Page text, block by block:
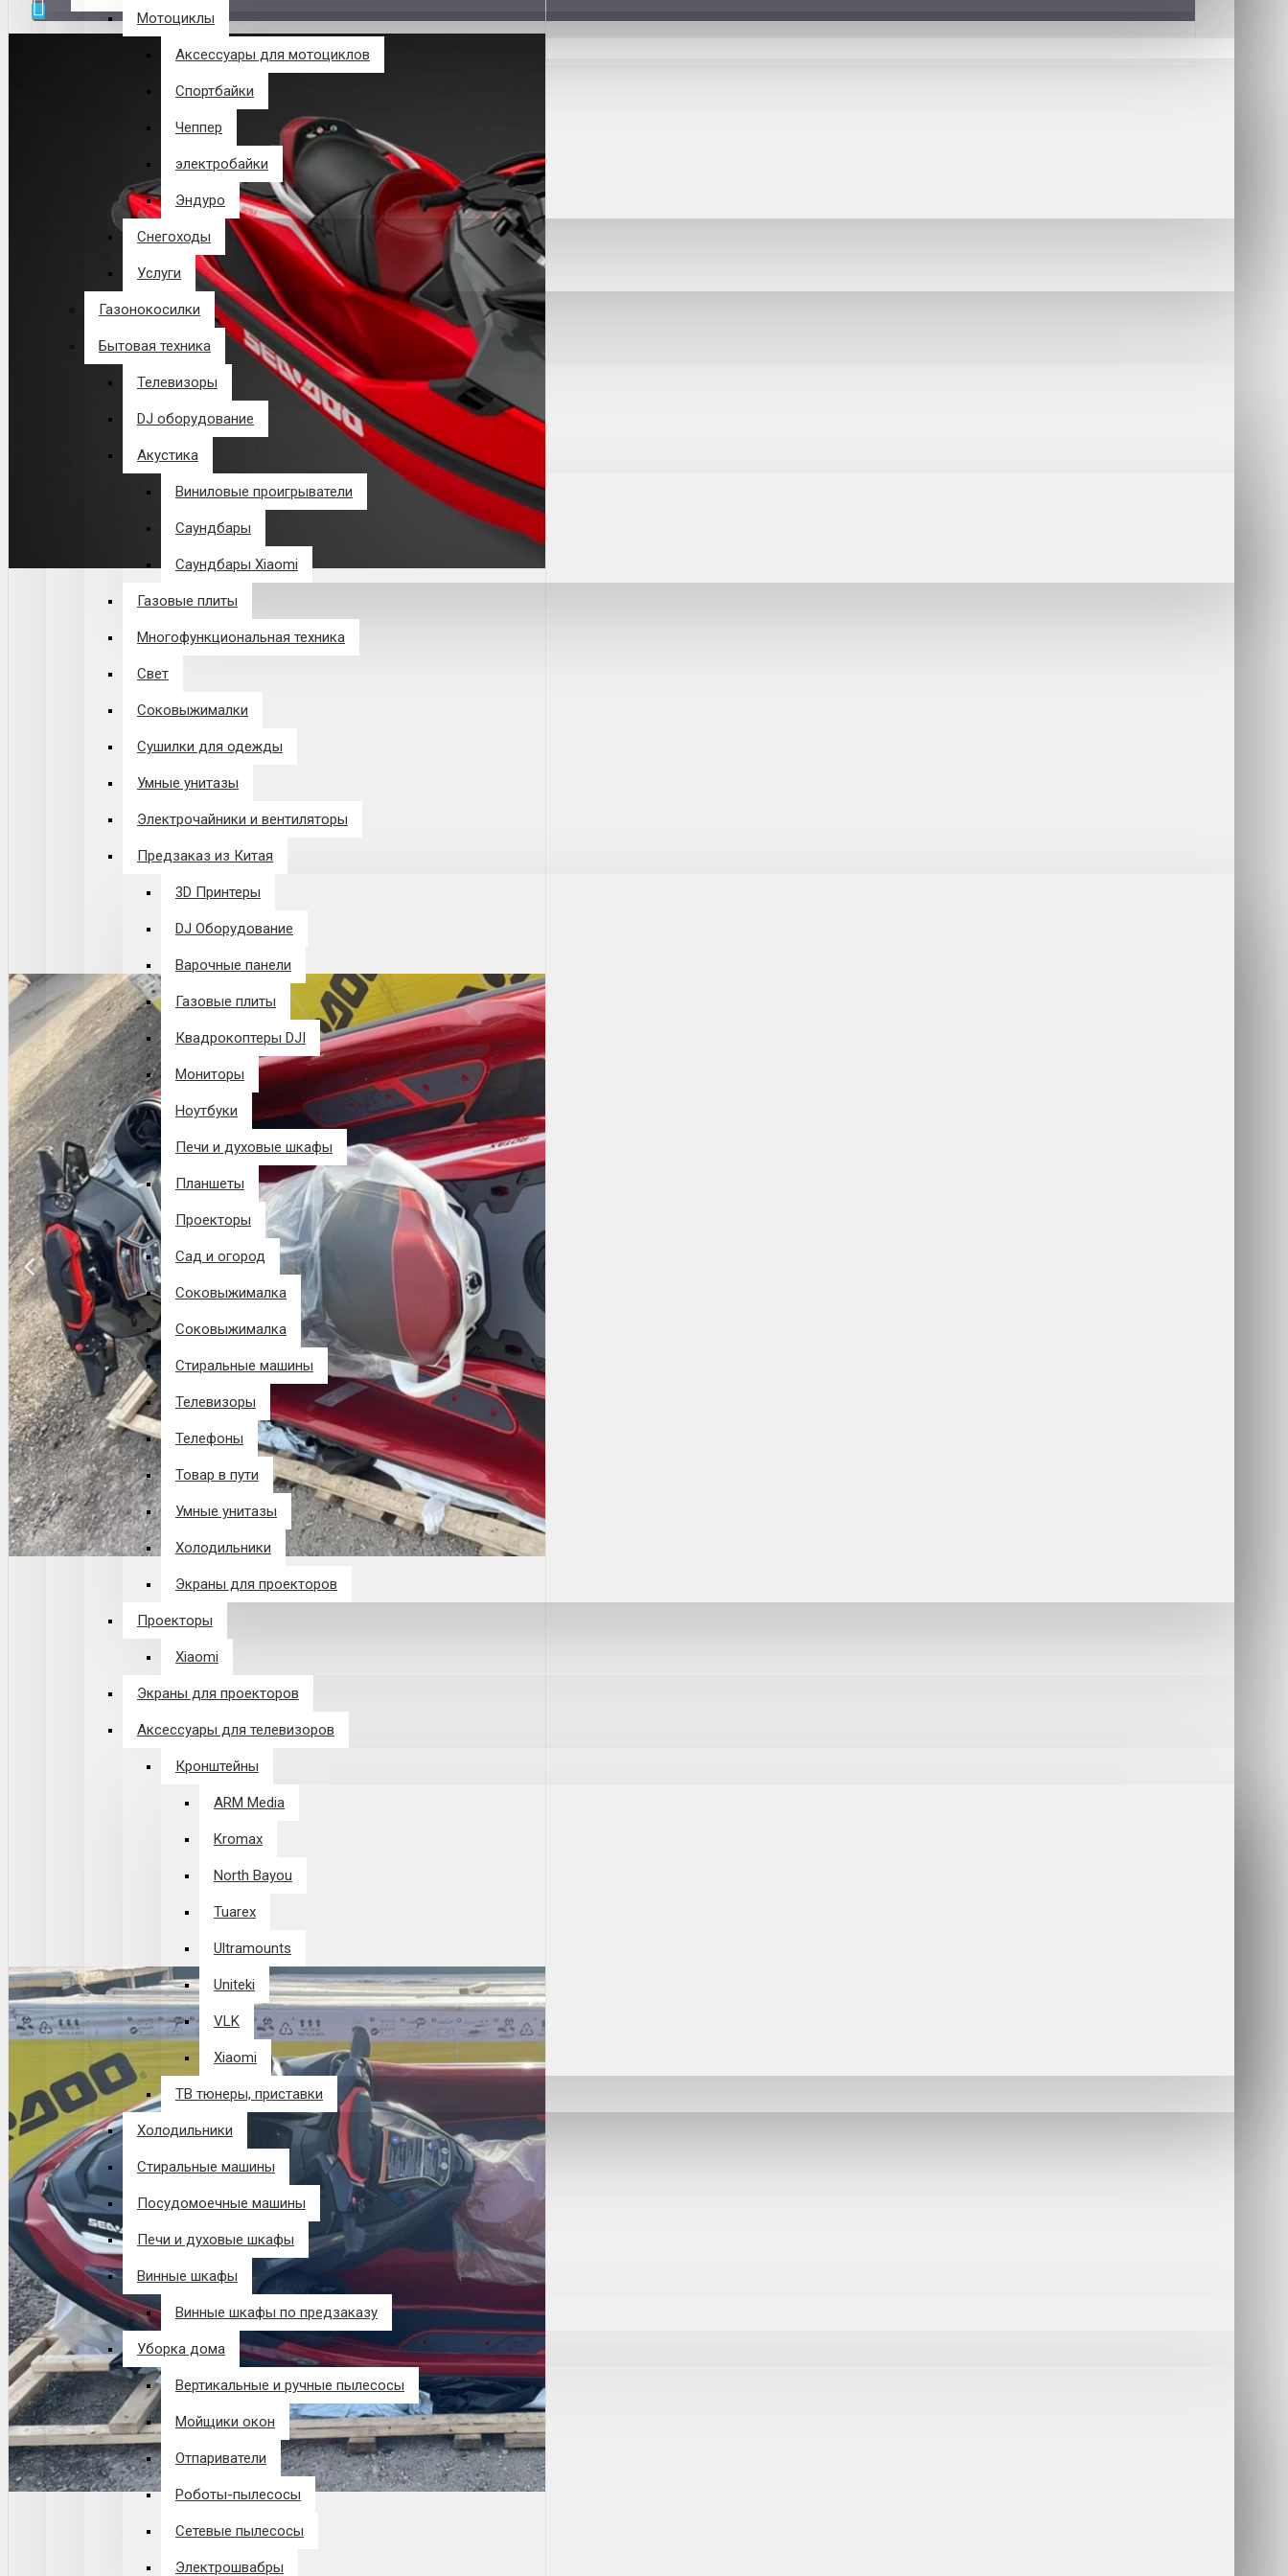
Мотоциклы
Аксессуары для мотоциклов
Спортбайки
Чеппер
электробайки
Эндуро
Снегоходы
Услуги
Газонокосилки
Бытовая техника
Телевизоры
DJ оборудование
Акустика
Виниловые проигрыватели
Саундбары
Саундбары Xiaomi
Газовые плиты
Многофункциональная техника
Свет
Соковыжималки
Сушилки для одежды
Умные унитазы
Электрочайники и вентиляторы
Предзаказ из Китая
3D Принтеры
DJ Оборудование
Варочные панели
Газовые плиты
Квадрокоптеры DJI
Мониторы
Ноутбуки
Печи и духовые шкафы
Планшеты
Проекторы
Сад и огород
Соковыжималка
Соковыжималка
Стиральные машины
Телевизоры
Телефоны
Товар в пути
Умные унитазы
Холодильники
Экраны для проекторов
Проекторы
Xiaomi
Экраны для проекторов
Аксессуары для телевизоров
Кронштейны
ARM Media
Kromax
North Bayou
Tuarex
Ultramounts
Uniteki
VLK
Xiaomi
ТВ тюнеры, приставки
Холодильники
Стиральные машины
Посудомоечные машины
Печи и духовые шкафы
Винные шкафы
Винные шкафы по предзаказу
Уборка дома
Вертикальные и ручные пылесосы
Мойщики окон
Отпариватели
Роботы-пылесосы
Сетевые пылесосы
Электрошвабры